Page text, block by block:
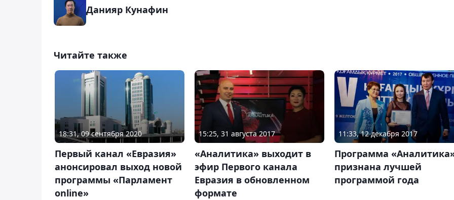
Данияр Кунафин
Читайте также
18:31, 09 сентября 2020
Первый канал «Евразия»
анонсировал выход новой
программы «Парламент
online»
15:25, 31 августа 2017
«Аналитика» выходит в
эфир Первого канала
Евразия в обновленном
формате
11:33, 12 декабря 2017
Программа
признана лучшей
программой года